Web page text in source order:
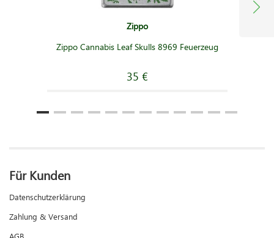
Zippo
Zippo Cannabis Leaf Skulls 8969 Feuerzeug
35 €
Für Kunden
Datenschutzerklärung
Zahlung & Versand
AGB